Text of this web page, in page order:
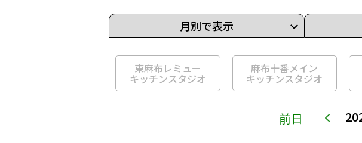
月別で表示
東麻布レミュー
キッチンスタジオ
麻布十番メイン
キッチンスタジオ
前日